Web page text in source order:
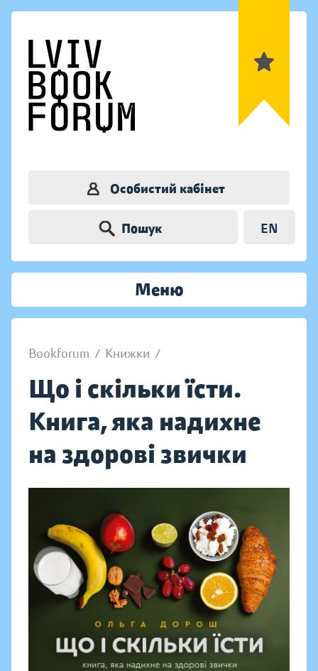
Особистий кабінет
Пошук EN
Меню
Bookforum / Книжки /
Що і скільки їсти.
Книга, яка надихне
на здорові звички